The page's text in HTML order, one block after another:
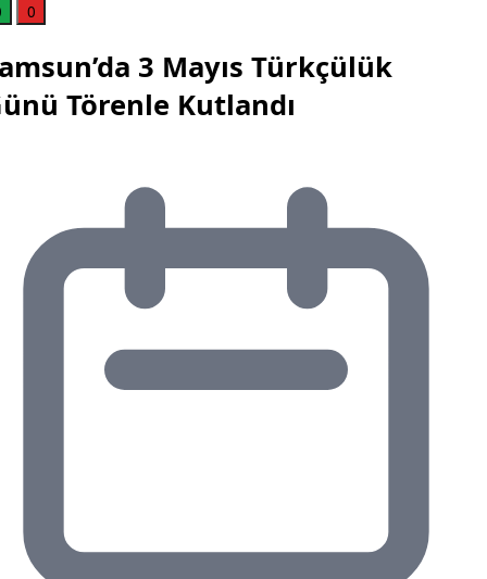
0
3 Mayıs Türkçülük
Törenle Kutlandı